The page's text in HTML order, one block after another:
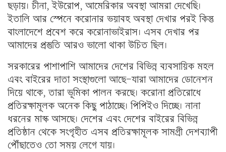
ছড়ায়। চীনা, ইউরোপ, আমেরিকার অবস্থা আমরা দেখেছি।
ইতালি আর স্পেনে করোনার ভয়াবহ অবস্থা দেখার পরই কিন্তু
বাংলাদেশে প্রবেশ করে করোনাভাইরাস। এসব দেখার পর
আমাদের প্রস্তুতি আরও ভালো থাকা উচিত ছিল।
সরকারের পাশাপাশি আমাদের দেশের বিভিন্ন ব্যবসায়িক মহল
এবং বাইরের দাতা সংস্থাগুলো আছে—যারা আমাদের ডোনেশন
দিয়ে থাকে, তারা ভূমিকা পালন করছে। করোনা প্রতিরোধে
প্রতিরক্ষামূলক অনেক কিছু পাঠাচ্ছে। পিপিইও দিচ্ছে। নানা
ধরনের মাস্ক আসছে। দেশের এবং দেশের বাইরের বিভিন্ন
প্রতিষ্ঠান থেকে সংগৃহীত এসব প্রতিরক্ষামূলক সামগ্রী দেশব্যাপী
পৌঁছাতেও তো সময় লেগে যায়।